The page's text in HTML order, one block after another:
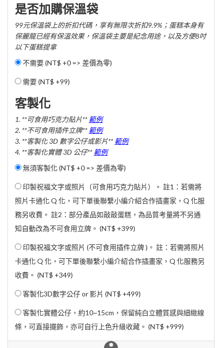
是否加購保溫袋
99元保溫袋上的折扣代碼，享有無限次折扣9.9%；蛋糕本身有
保麗龍已經有保溫效果，保溫袋主要是紀念用途，以及方便8吋
以下蛋糕提拿
不需要 (NT$ +0 => 差價為零)
需要 (NT$ +99)
客製化
1. **可食用巧克力貼片** 範例
2. **不可食用插件立牌** 範例
3. **客製化 3D 數字公仔或影片** 範例
4. **客製化實體 3D 公仔** 範例
無須客製化 (NT$ +0 => 差價為零)
印製祝福文字或照片（可食用巧克力貼片）。 註1：若需將
照片卡通化 Q 化，可下單後聯繫小編介紹合作插畫家，Q 化服
務另收費。 註2：部分產品如敲敲蛋糕，為品質考量將不另通
知自動改為不可食用立牌。 (NT$ +399)
印製祝福文字或照片 (不可食用插件立牌 )。 註：若需將照片
卡通化 Q 化，可下單後聯繫小編介紹合作插畫家，Q 化服務另
收費。 (NT$ +349)
客製化3D數字公仔 or 影片 (NT$ +499)
客製化實體公仔，約10~15cm，保留純白立體質感與細緻線
條，可直接擺飾，亦可自行上色升級收藏。 (NT$ +999)